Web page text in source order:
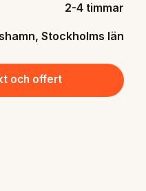
2-4 timmar
Stockholms län
och offert